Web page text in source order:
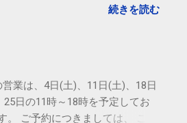
電話に出られないことがあります
ご予約、お問い合わせは
続きを読む
営業は、4日(土)、11日(土)、18日
25日の11時～18時を予定してお
。 ご予約につきましては、 こち